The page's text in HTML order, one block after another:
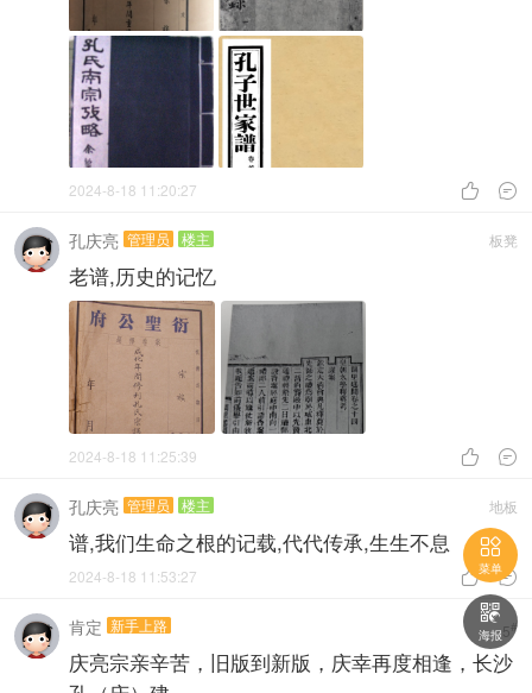
 
2024-8-18 11:20:27
板凳
孔庆亮 管理员 楼主
老谱,历史的记忆
 
2024-8-18 11:25:39
地板
孔庆亮 管理员 楼主
谱,我们生命之根的记载,代代传承,生生不息
 
2024-8-18 11:53:27
5#
肯定 新手上路
庆亮宗亲辛苦，旧版到新版，庆幸再度相逢，长沙

菜单

海报